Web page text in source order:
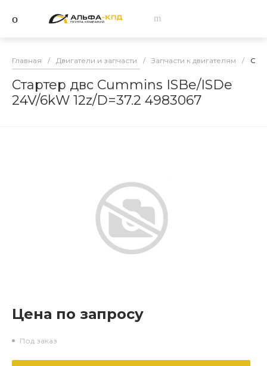
Главная / Двигатели и запчасти / Запчасти к двигателям /
Стартер двс Cummins ISBe/ISDe
24V/6kW 12z/D=37.2 4983067
Цена по запросу
Под заказ